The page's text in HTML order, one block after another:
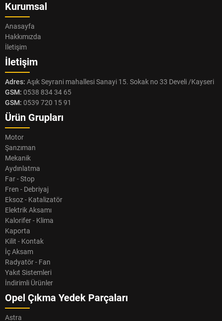
Kurumsal
Anasayfa
Hakkımızda
İletişim
İletişim
Adres: Aşık Seyrani mahallesi Sanayi 15. Sokak no 33 Develi /Kayseri
GSM: 0538 834 34 65
GSM: 0539 720 15 91
Ürün Grupları
Motor
Şanzıman
Mekanik
Aydınlatma
Far - Stop
Fren - Debriyaj
Eksoz - Katalizatör
Elektrik Aksamı
Kalorifer - Klima
Kaporta
Kilit - Kontak
İç Aksam
Radyatör - Fan
Yakıt Sistemleri
İndirimli Ürünler
Opel Çıkma Yedek Parçaları
Astra